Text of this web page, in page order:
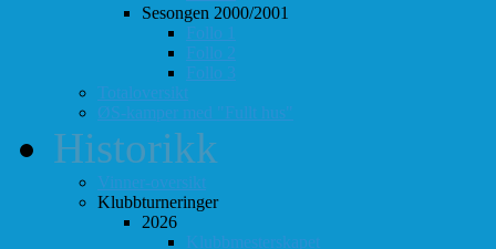
Sesongen 2000/2001
Follo 1
Follo 2
Follo 3
Totaloversikt
ØS-kamper med "Fullt hus"
Historikk
Vinner-oversikt
Klubbturneringer
2026
Klubbmesterskapet